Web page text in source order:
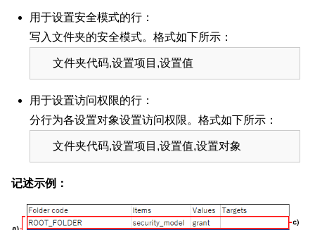
用于设置安全模式的行：
写入文件夹的安全模式。格式如下所示：
文件夹代码,设置项目,设置值
用于设置访问权限的行：
分行为各设置对象设置访问权限。格式如下所示：
文件夹代码,设置项目,设置值,设置对象
记述示例：